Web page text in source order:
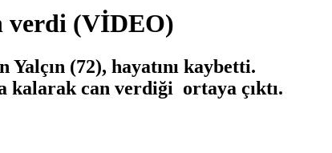
verdi (VİDEO)
(72), hayatını kaybetti.
kalarak can verdiği ortaya çıktı.